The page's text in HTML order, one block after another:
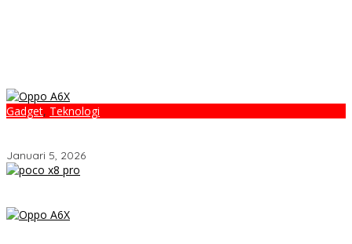
Gadget, Teknologi
Januari 5, 2026